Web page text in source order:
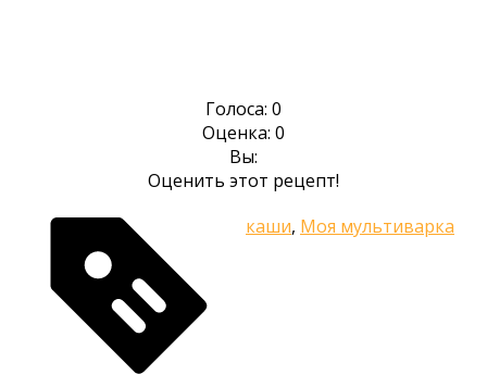
Голоса: 0
Оценка: 0
Вы:
Оценить этот рецепт!
каши, Моя мультиварка